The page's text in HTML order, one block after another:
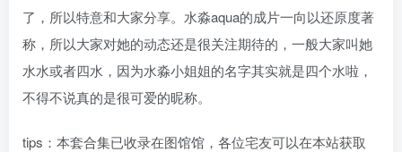
了，所以特意和大家分享。水淼aqua的成片一向以还原度著
称，所以大家对她的动态还是很关注期待的，一般大家叫她
水水或者四水，因为水淼小姐姐的名字其实就是四个水啦，
不得不说真的是很可爱的昵称。
tips：本套合集已收录在图馆馆，各位宅友可以在本站获取